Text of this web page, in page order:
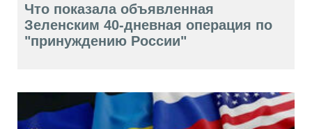
Что показала объявленная
Зеленским 40-дневная операция по
"принуждению России"